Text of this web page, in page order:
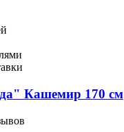
Кашемир 170 см